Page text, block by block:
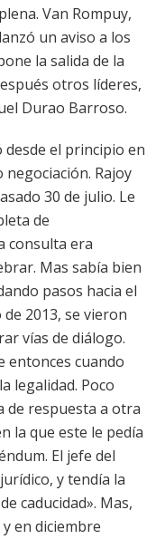
Van Rompuy,
un aviso a los
la salida de la
otros líderes,
Durao Barroso.
desde el principio en
Rajoy
30 de julio. Le
de
consulta era
Mas sabía bien
pasos hacia el
2013, se vieron
vías de diálogo.
entonces cuando
legalidad. Poco
de respuesta a otra
la que este le pedía
El jefe del
y tendía la
caducidad». Mas,
en diciembre